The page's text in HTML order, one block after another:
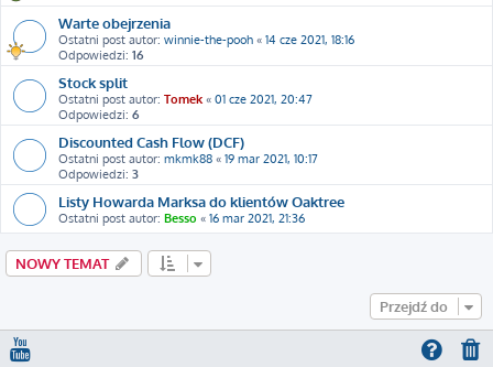
Warte obejrzenia
Ostatni post autor: winnie-the-pooh « 14 cze 2021, 18:16
Odpowiedzi: 16
Stock split
Ostatni post autor: Tomek « 01 cze 2021, 20:47
Odpowiedzi: 6
Discounted Cash Flow (DCF)
Ostatni post autor: mkmk88 « 19 mar 2021, 10:17
Odpowiedzi: 3
Listy Howarda Marksa do klientów Oaktree
Ostatni post autor: Besso « 16 mar 2021, 21:36
NOWY TEMAT
Przejdź do